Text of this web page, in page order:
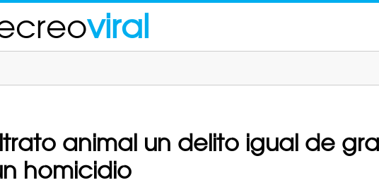
viral
animal un delito igual de
homicidio